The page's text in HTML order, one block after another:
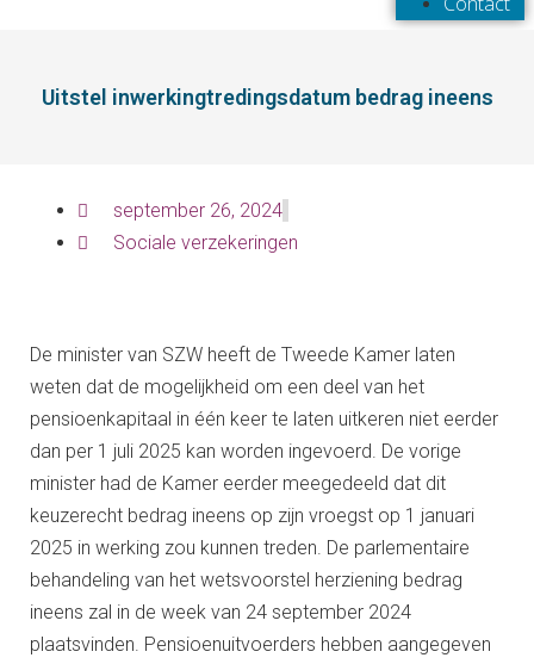
Uitstel inwerkingtredingsdatum bedrag ineens
september 26, 2024
Sociale verzekeringen
De minister van SZW heeft de Tweede Kamer laten
weten dat de mogelijkheid om een deel van het
pensioenkapitaal in één keer te laten uitkeren niet eerder
dan per 1 juli 2025 kan worden ingevoerd. De vorige
minister had de Kamer eerder meegedeeld dat dit
keuzerecht bedrag ineens op zijn vroegst op 1 januari
2025 in werking zou kunnen treden. De parlementaire
behandeling van het wetsvoorstel herziening bedrag
ineens zal in de week van 24 september 2024
plaatsvinden. Pensioenuitvoerders hebben aangegeven